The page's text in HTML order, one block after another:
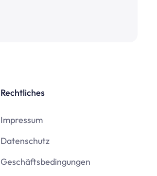
Rechtliches
Impressum
Datenschutz
Geschäftsbedingungen